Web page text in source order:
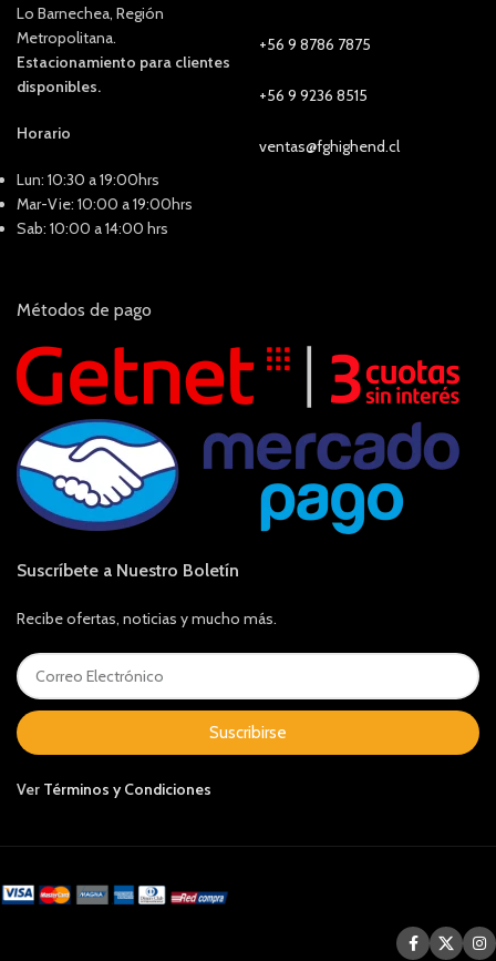
Lo Barnechea, Región
Metropolitana.
Estacionamiento para clientes
disponibles.
Horario
Lun: 10:30 a 19:00hrs
Mar-Vie: 10:00 a 19:00hrs
Sab: 10:00 a 14:00 hrs
+56 9 8786 7875
+56 9 9236 8515
ventas@fghighend.cl
Métodos de pago
Suscríbete a Nuestro Boletín
Recibe ofertas, noticias y mucho más.
Suscribirse
Ver Términos y Condiciones